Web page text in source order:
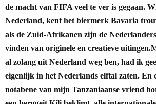
de macht van FIFA veel te ver is gegaan.
Nederland, kent het biermerk Bavaria
als de Zuid-Afrikanen zijn de
vinden van originele en creatieve uitingen.
al zolang uit Nederland weg ben, had ik
eigenlijk in het Nederlands elftal zaten. En
notabene van mijn Tanzaniaanse vriend